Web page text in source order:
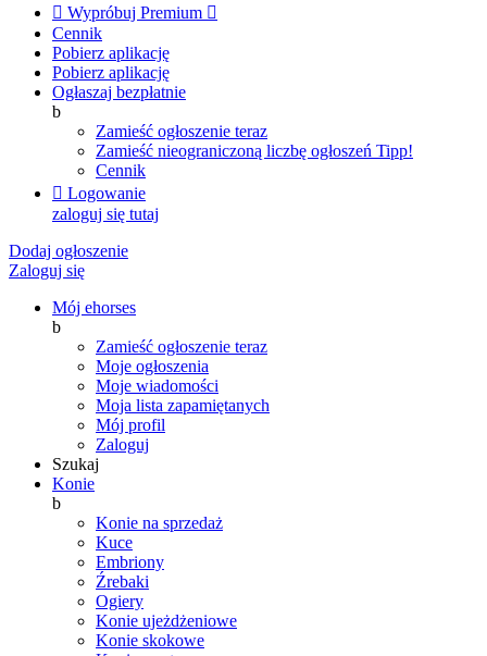
 Wypróbuj Premium 
Cennik
Pobierz aplikację
Pobierz aplikację
Ogłaszaj bezpłatnie
b
Zamieść ogłoszenie teraz
Zamieść nieograniczoną liczbę ogłoszeń Tipp!
Cennik
 Logowanie
zaloguj się tutaj
Dodaj ogłoszenie
Zaloguj się
Mój ehorses
b
Zamieść ogłoszenie teraz
Moje ogłoszenia
Moje wiadomości
Moja lista zapamiętanych
Mój profil
Zaloguj
Szukaj
Konie
b
Konie na sprzedaż
Kuce
Embriony
Źrebaki
Ogiery
Konie ujeżdżeniowe
Konie skokowe